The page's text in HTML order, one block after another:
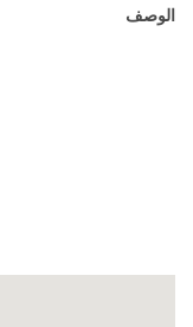
الوصف